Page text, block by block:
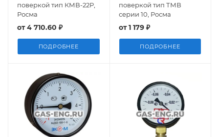
поверкой тип КМВ-22Р,
Росма
от4 710.60 ₽
ПОДРОБНЕЕ
поверкой тип ТМВ
серии 10, Росма
от1 179 ₽
ПОДРОБНЕЕ